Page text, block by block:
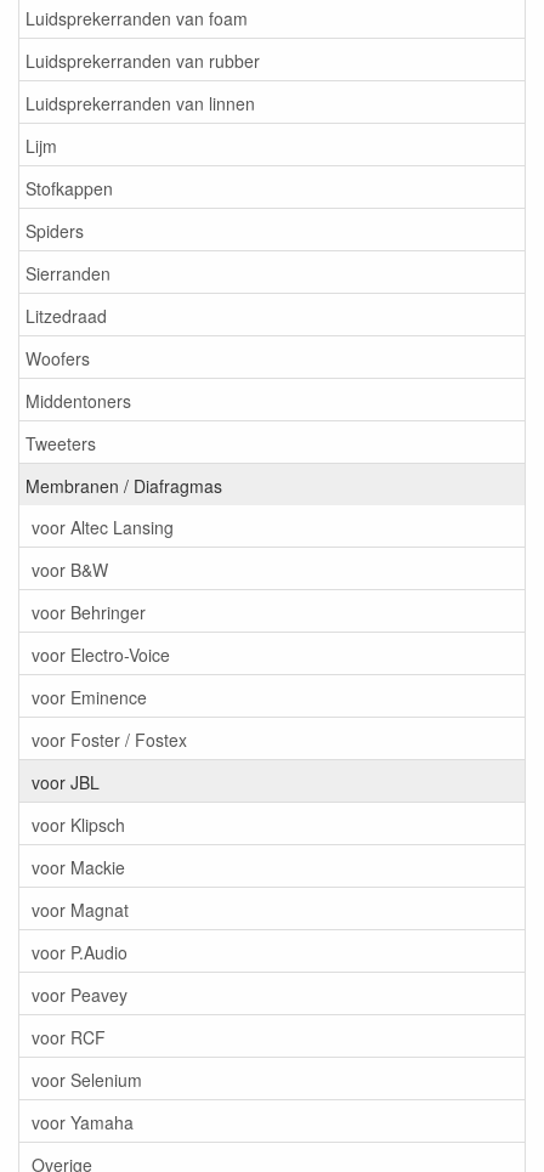
Luidsprekerranden van foam
Luidsprekerranden van rubber
Luidsprekerranden van linnen
Lijm
Stofkappen
Spiders
Sierranden
Litzedraad
Woofers
Middentoners
Tweeters
Membranen / Diafragmas
voor Altec Lansing
voor B&W
voor Behringer
voor Electro-Voice
voor Eminence
voor Foster / Fostex
voor JBL
voor Klipsch
voor Mackie
voor Magnat
voor P.Audio
voor Peavey
voor RCF
voor Selenium
voor Yamaha
Overige